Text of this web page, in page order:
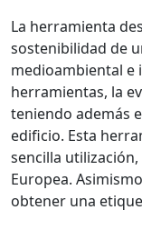
La herramienta
sostenibilidad de
medioambiental e
herramientas, la
teniendo además
edificio. Esta
sencilla
Europea.
obtener una